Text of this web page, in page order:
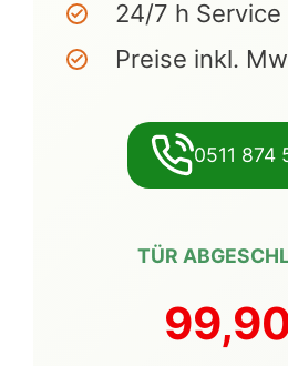
24/7 h Service
Preise inkl.
0511 874
TÜR